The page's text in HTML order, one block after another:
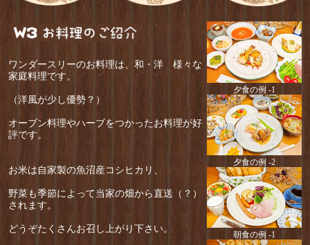
ワンダースリーのお料理は、和・洋 様々な
家庭料理です。
（洋風が少し優勢？）
オーブン料理やハーブをつかったお料理が好
評です。
お米は自家製の魚沼産コシヒカリ、
野菜も季節によって当家の畑から直送（？）
されます。
どうぞたくさんお召し上がり下さい。
夕食の例 -1
夕食の例 -2
朝食の例 -1